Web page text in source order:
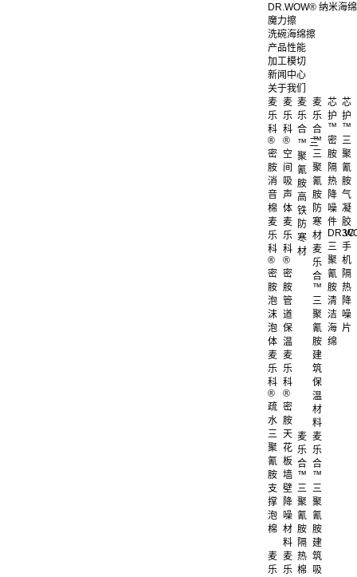
DR.WOW® 纳米海绵
魔力擦
洗碗海绵擦
产品性能
加工模切
新闻中心
关于我们
麦
乐
科
®
密
胺
消
音
棉
麦
乐
科
®
空
间
吸
声
体
麦
乐
科
®
密
胺
泡
沫
泡
体
麦
乐
科
®
密
胺
管
道
保
温
麦
乐
科
®
疏
水
三
聚
氰
胺
支
撑
泡
棉
麦
乐
科
®
密
胺
天
花
板
墙
壁
降
噪
材
料
麦
乐
麦
乐
麦
乐
合
™ 三
聚
氰
胺
高
铁
防
寒
材
麦
乐
合
™
三
聚
氰
胺
防
寒
材
麦
乐
合
™
三
聚
氰
胺
建
筑
保
温
材
料
麦
乐
合
™
三
聚
氰
胺
隔
热
棉
麦
乐
合
™
三
聚
氰
胺
建
筑
吸
芯
护
™
密
胺
隔
热
降
噪
件
芯
护
™
三
聚
氰
胺
气
凝
胶
三
聚
氰
胺
清
洁
海
绵
3C
手
机
隔
热
降
噪
片